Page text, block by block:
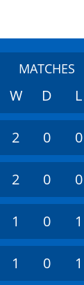
MATCHES
W D L
2 0 0
2 0 0
1 0 1
1 0 1